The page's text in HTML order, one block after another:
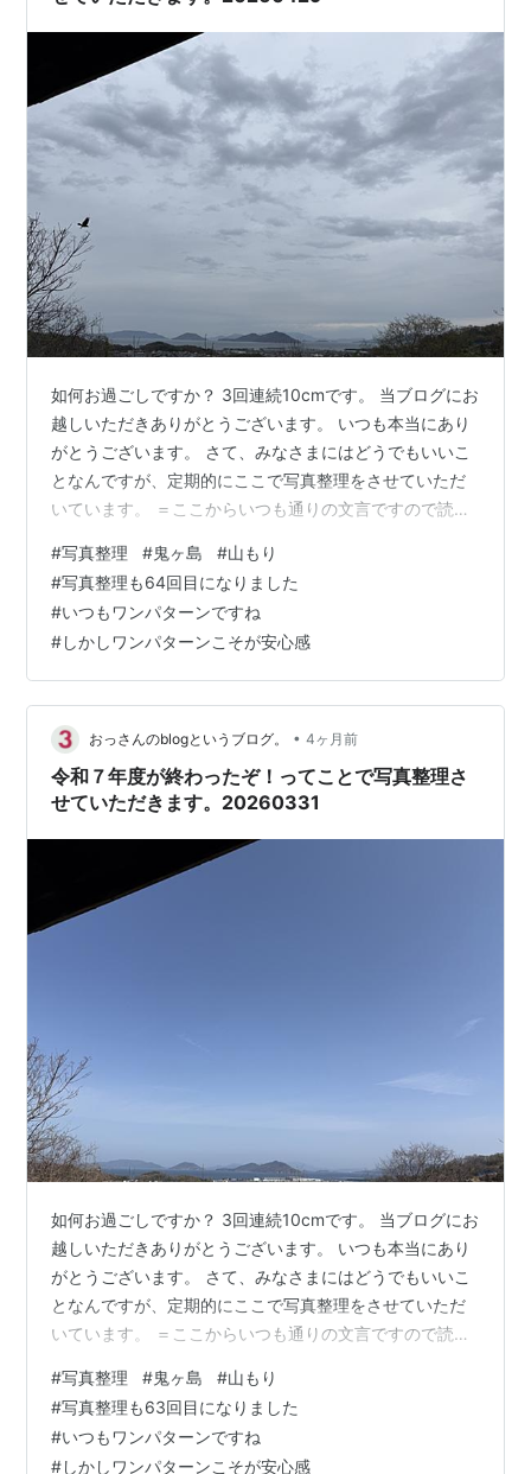
如何お過ごしですか？ 3回連続10cmです。 当ブログにお
越しいただきありがとうございます。 いつも本当にあり
がとうございます。 さて、みなさまにはどうでもいいこ
となんですが、定期的にここで写真整理をさせていただ
いています。 ＝ここからいつも通りの文言ですので読ま
います。その写真は分類ごとに（例えば、孫の写真と
か）整理します。しかし、分類に含まれないしょうもな
い（消すにはちょっと忍びない）写真がスマホの中に埋
もれているわけです。そこでその埋もれている写真をこ
こで整理することで、スマホ本体のストレージも開放で
きるし、記事も出来ちゃうという素晴らし…
#写真整理 #鬼ヶ島 #山もり
#写真整理も64回目になりました
#いつもワンパターンですね
#しかしワンパターンこそが安心感
おっさんのblogというブログ。 • 4ヶ月前
令和７年度が終わったぞ！ってことで写真整理さ
せていただきます。20260331
如何お過ごしですか？ 3回連続10cmです。 当ブログにお
越しいただきありがとうございます。 いつも本当にあり
がとうございます。 さて、みなさまにはどうでもいいこ
となんですが、定期的にここで写真整理をさせていただ
いています。 ＝ここからいつも通りの文言ですので読ま
います。その写真は分類ごとに（例えば、孫の写真と
か）整理します。しかし、分類に含まれないしょうもな
い（消すにはちょっと忍びない）写真がスマホの中に埋
#写真整理 #鬼ヶ島 #山もり
#写真整理も63回目になりました
#いつもワンパターンですね
#しかしワンパターンこそが安心感